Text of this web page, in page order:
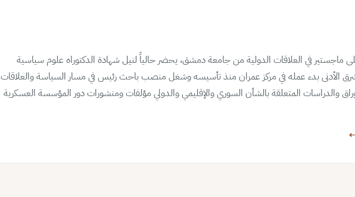
في العلاقات الدولية من جامعة دمشق، يحضر حالياً لنيل شهادة الدكتوراه علوم سياسية
الأدنى بدء عمله في مركز عمران منذ تأسيسه وشغل منصب باحث رئيس في مسار السياسة والعلاقات
والدراسات المتعلقة بالشأن السوري والإقليمي والدولي مؤلفات ومنشورات دور المؤسسة العسكرية